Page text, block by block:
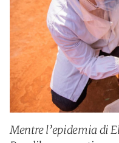
Mentre l’epidemia di